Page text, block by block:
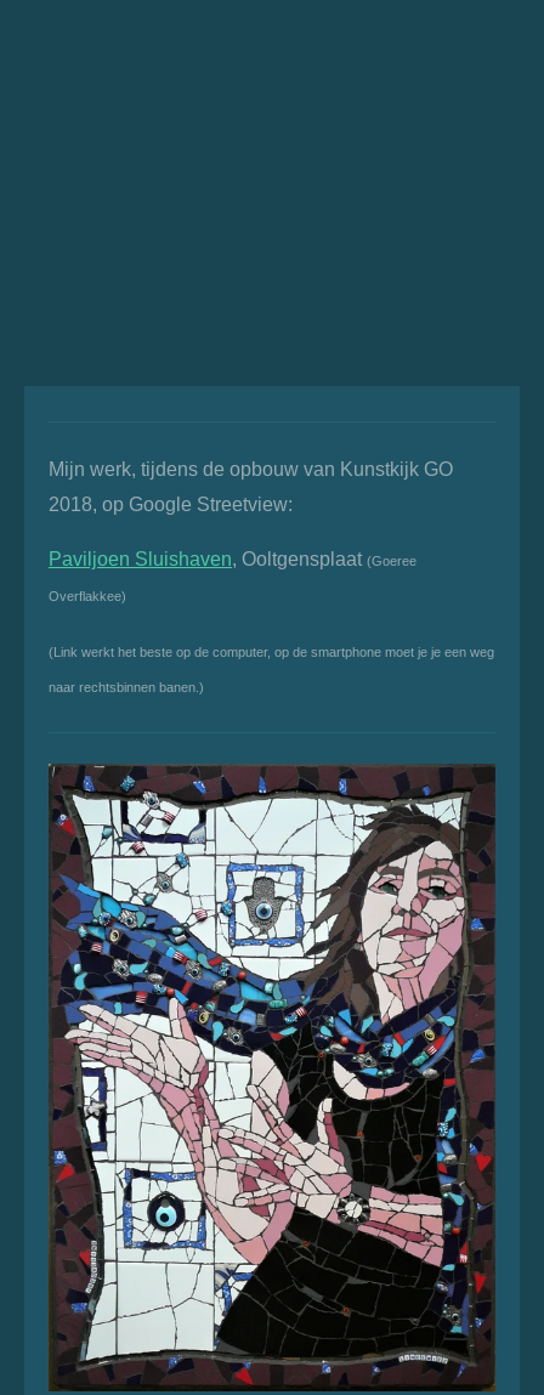
Mijn werk, tijdens de opbouw van Kunstkijk GO
2018, op Google Streetview:
Paviljoen Sluishaven, Ooltgensplaat (Goeree
Overflakkee)
(Link werkt het beste op de computer, op de smartphone moet je je een weg
naar rechtsbinnen banen.)